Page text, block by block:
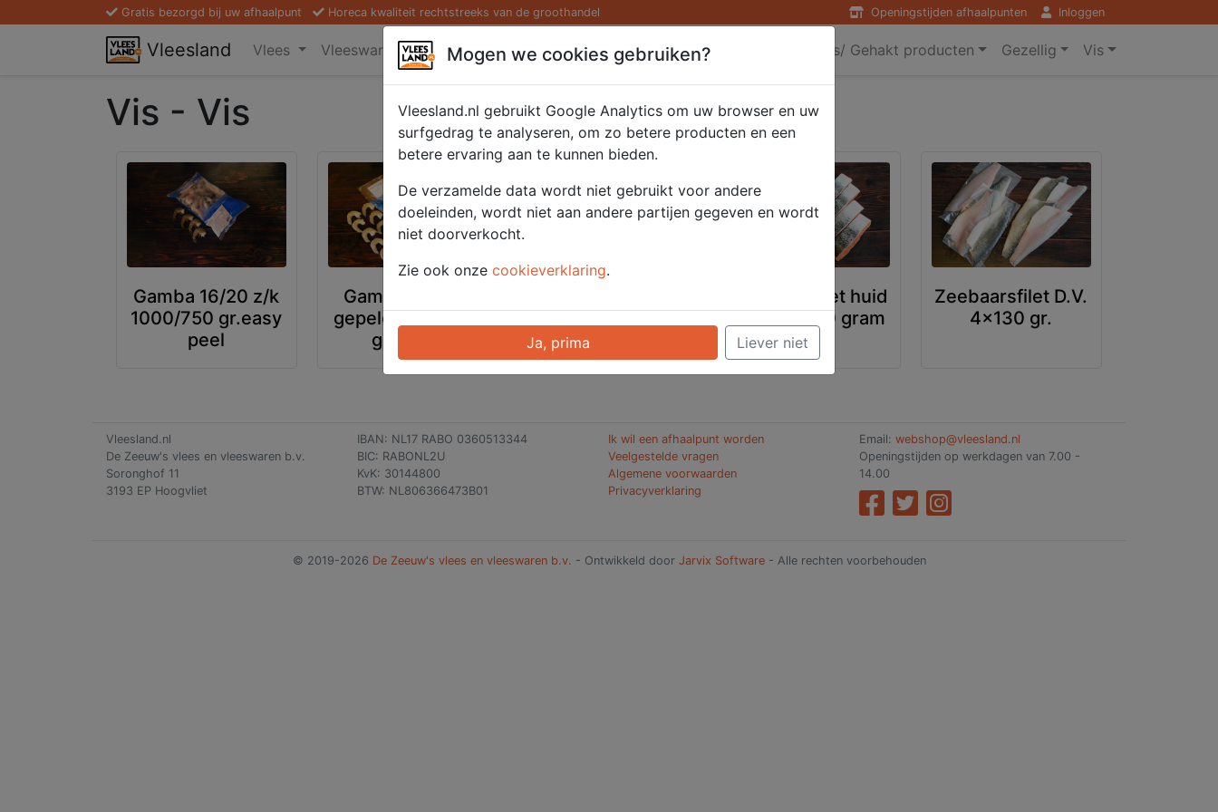
Gratis bezorgd bij uw afhaalpunt Horeca kwaliteit rechtstreeks van de groothandel Openingstijden afhaalpunten Inloggen
Vleesland Vlees Vleeswaren Kaas/ Zuivel Saté/ Barbecue Diversen Hamburgers/ Gehakt producten Gezellig Vis
Vis - Vis
Gamba 16/20 z/k
1000/750 gr.easy
peel
Gamba's 16/20
gepeld 1000/750
gr. bevr.
gekookt 880 gr.
diepvries
Zalmfilet met huid
D.V. 4 x 150 gram
Zeebaarsfilet D.V.
4x130 gr.
Vleesland.nl
De Zeeuw's vlees en vleeswaren b.v.
Soronghof 11
3193 EP Hoogvliet
IBAN: NL17 RABO 0360513344
BIC: RABONL2U
KvK: 30144800
BTW: NL806366473B01
Ik wil een afhaalpunt worden
Veelgestelde vragen
Algemene voorwaarden
Privacyverklaring
Email: webshop@vleesland.nl
Openingstijden op werkdagen van 7.00 -
14.00
© 2019-2026 De Zeeuw's vlees en vleeswaren b.v. - Ontwikkeld door Jarvix Software- Alle rechten voorbehouden
Mogen we cookies gebruiken?
Vleesland.nl gebruikt Google Analytics om uw browser en uw
surfgedrag te analyseren, om zo betere producten en een
betere ervaring aan te kunnen bieden.
De verzamelde data wordt niet gebruikt voor andere
doeleinden, wordt niet aan andere partijen gegeven en wordt
niet doorverkocht.
Zie ook onze cookieverklaring.
Ja, prima Liever niet